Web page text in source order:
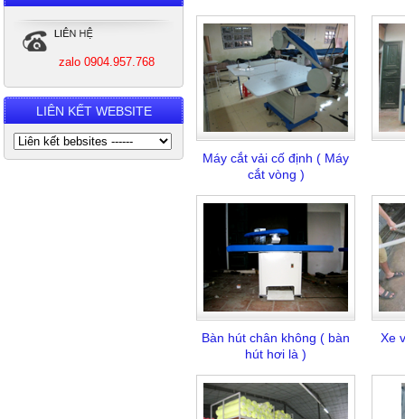
zalo 0904.957.768
LIÊN KẾT WEBSITE
Máy cắt vải cố định ( Máy
cắt vòng )
Bàn hút chân không ( bàn
hút hơi là )
Xe